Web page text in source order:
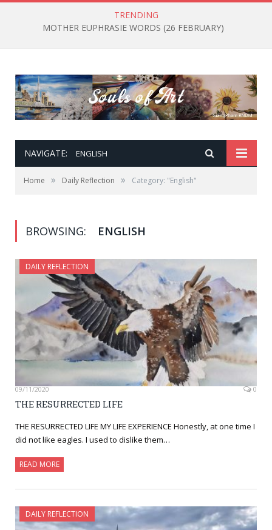
TRENDING
MOTHER EUPHRASIE WORDS (26 FEBRUARY)
NAVIGATE: ENGLISH
Home » Daily Reflection » Category: "English"
BROWSING: ENGLISH
DAILY REFLECTION
09/11/2020 0
THE RESURRECTED LIFE
THE RESURRECTED LIFE MY LIFE EXPERIENCE Honestly, at one time I
did not like eagles. I used to dislike them…
READ MORE
DAILY REFLECTION